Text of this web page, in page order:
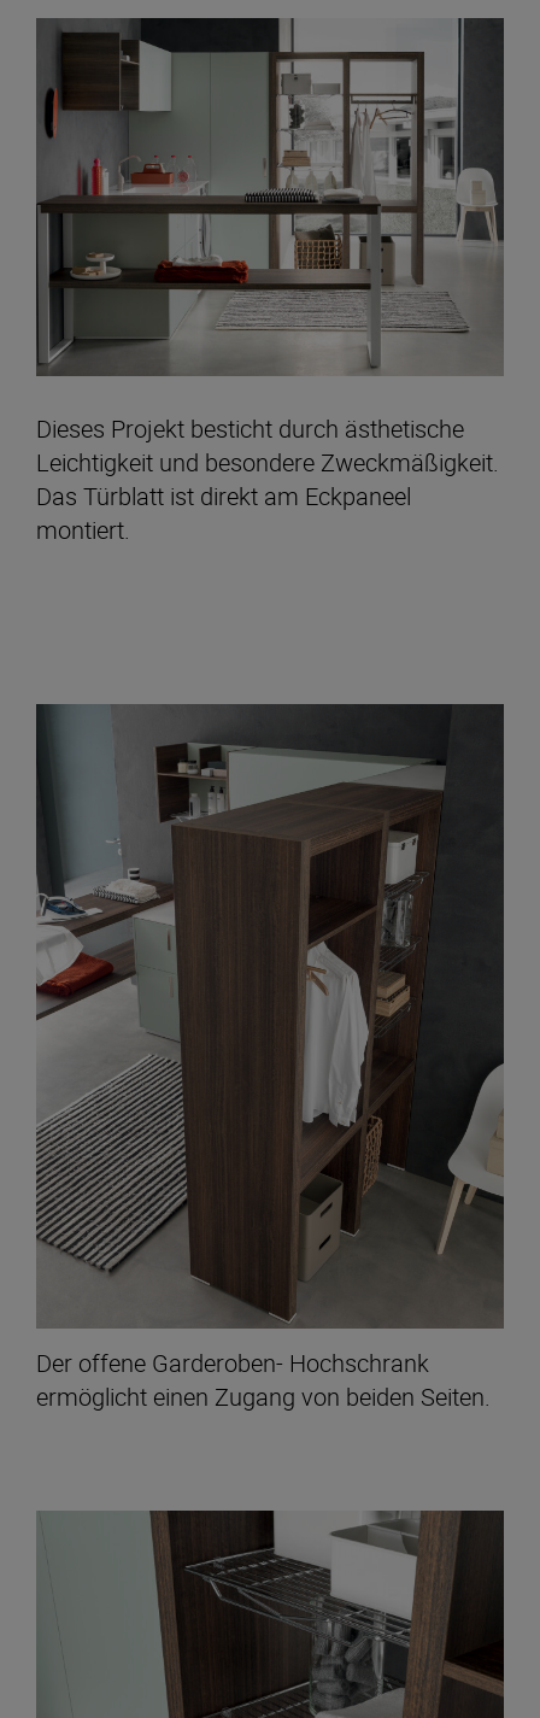
Dieses Projekt besticht durch ästhetische
Leichtigkeit und besondere Zweckmäßigkeit.
Das Türblatt ist direkt am Eckpaneel
montiert.
Der offene Garderoben- Hochschrank
ermöglicht einen Zugang von beiden Seiten.